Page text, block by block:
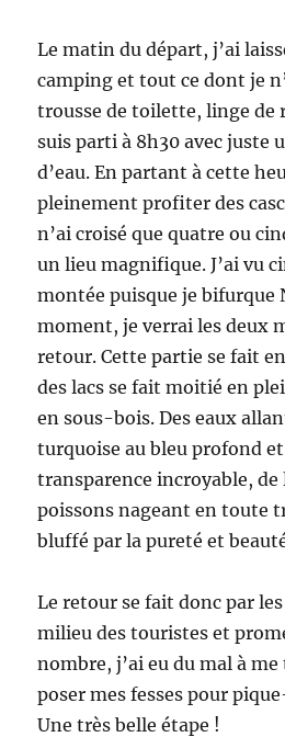
Le matin du départ, j’ai
camping et tout ce dont je
trousse de toilette, linge de
suis parti à 8h30 avec juste
d’eau. En partant à cette
pleinement profiter des
n’ai croisé que quatre ou
un lieu magnifique. J’ai vu
montée puisque je bifurque
moment, je verrai les deux
retour. Cette partie se fait
des lacs se fait moitié en
en sous-bois. Des eaux
turquoise au bleu profond et
transparence incroyable,
poissons nageant en toute
bluffé par la pureté et
Le retour se fait donc par les
milieu des touristes et
nombre, j’ai eu du mal à
poser mes fesses pour
Une très belle étape !